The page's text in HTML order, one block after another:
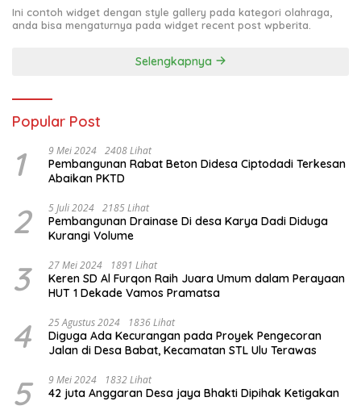
Ini contoh widget dengan style gallery pada kategori olahraga,
anda bisa mengaturnya pada widget recent post wpberita.
Selengkapnya
Popular Post
1 9 Mei 2024 2408 Lihat
Pembangunan Rabat Beton Didesa Ciptodadi Terkesan
Abaikan PKTD
2 5 Juli 2024 2185 Lihat
Pembangunan Drainase Di desa Karya Dadi Diduga
Kurangi Volume
3 27 Mei 2024 1891 Lihat
Keren SD Al Furqon Raih Juara Umum dalam Perayaan
HUT 1 Dekade Vamos Pramatsa
4 25 Agustus 2024 1836 Lihat
Diguga Ada Kecurangan pada Proyek Pengecoran
Jalan di Desa Babat, Kecamatan STL Ulu Terawas
5 9 Mei 2024 1832 Lihat
42 juta Anggaran Desa jaya Bhakti Dipihak Ketigakan